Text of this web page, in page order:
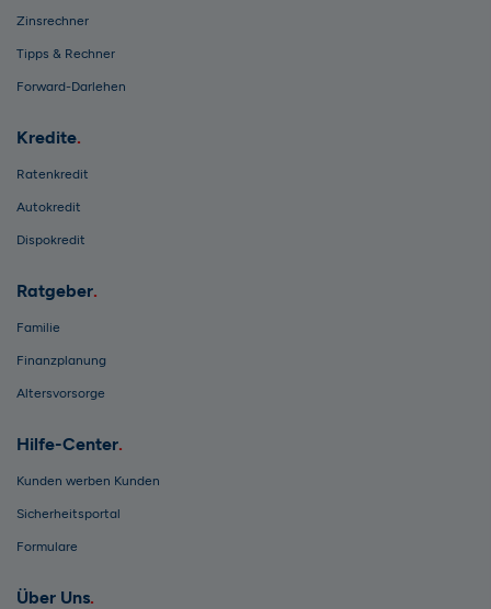
Zinsrechner
Tipps & Rechner
Forward-Darlehen
Kredite
Ratenkredit
Autokredit
Dispokredit
Ratgeber
Familie
Finanzplanung
Altersvorsorge
Hilfe-Center
Kunden werben Kunden
Sicherheitsportal
Formulare
Über Uns